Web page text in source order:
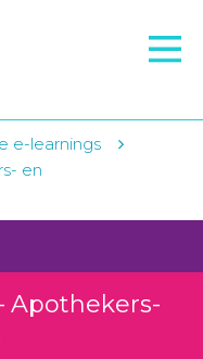
e-learnings
en
Apothekers-